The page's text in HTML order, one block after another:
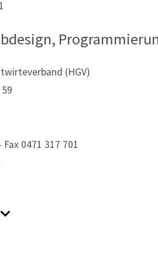
(HGV)
0471 317 701